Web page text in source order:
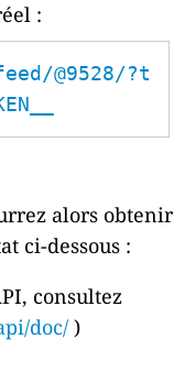
:
@9528/?t
alors obtenir
ci-dessous :
consultez
doc/ )